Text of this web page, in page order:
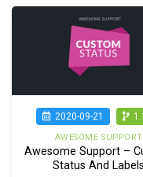
2020-09-21
AWESOME SUPPORT
Awesome Support –
Status And Labels